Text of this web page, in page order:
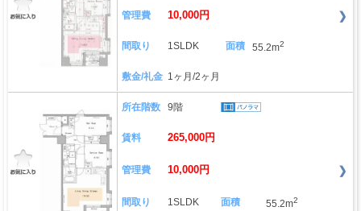
管理費 10,000円
間取り 1SLDK 面積 55.2m2
敷金/礼金 1ヶ月/2ヶ月
所在階数 9階
賃料 265,000円
管理費 10,000円
間取り 1SLDK 面積 55.2m2